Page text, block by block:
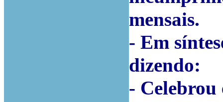
mensais.
- Em
dizendo:
- Celebrou